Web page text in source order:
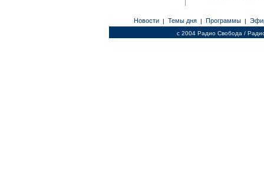
Новости | Темы дня | Программы |
c 2004 Радио Свобода /